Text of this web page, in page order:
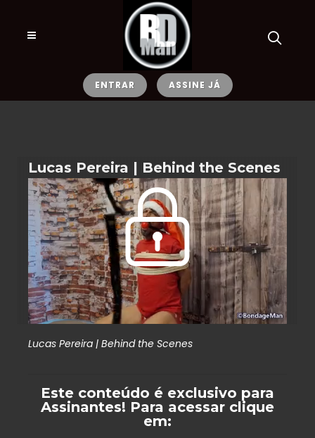
ENTRAR ASSINE JÁ
Lucas Pereira | Behind the Scenes
Lucas Pereira | Behind the Scenes
Este conteúdo é exclusivo para
Assinantes! Para acessar clique
em: